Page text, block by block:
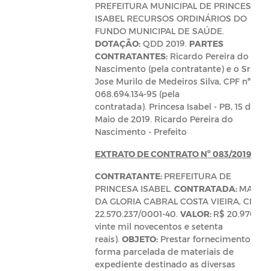
PREFEITURA MUNICIPAL DE PRINCESA
ISABEL RECURSOS ORDINÁRIOS DO
FUNDO MUNICIPAL DE SAÚDE.
DOTAÇÃO:QDD 2019. PARTES
CONTRATANTES:Ricardo Pereira do
Nascimento (pela contratante) e o Sr.
Jose Murilo de Medeiros Silva, CPF nº
068.694.134-95 (pela
contratada). Princesa Isabel - PB, 15 de
Maio de 2019. Ricardo Pereira do
Nascimento - Prefeito
EXTRATO DE CONTRATO Nº 083/2019
CONTRATANTE: PREFEITURA DE
PRINCESA ISABEL. CONTRATADA: MARIA
DA GLORIA CABRAL COSTA VIEIRA, CNPJ:
22.570.237/0001-40. VALOR: R$ 20.970,00
vinte mil novecentos e setenta
reais). OBJETO:Prestar fornecimento de
forma parcelada de materiais de
expediente destinado as diversas